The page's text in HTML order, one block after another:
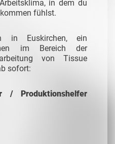
in dem du
fühlst.
in Euskirchen, ein
im Bereich der
von Tissue
sofort:
/ Produktionshelfer